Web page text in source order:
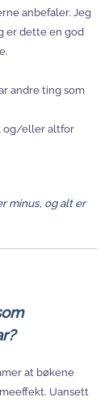
anbefaler. Jeg
er dette en god
andre ting som
og/eller altfor
minus, og alt er
at bøkene
Uansett